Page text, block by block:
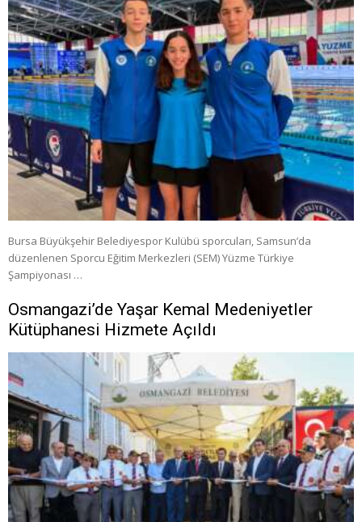
Bursa Büyükşehir Belediyespor Kulübü sporcuları, Samsun’da
düzenlenen Sporcu Eğitim Merkezleri (SEM) Yüzme Türkiye
Şampiyonası …
Osmangazi’de Yaşar Kemal Medeniyetler
Kütüphanesi Hizmete Açıldı